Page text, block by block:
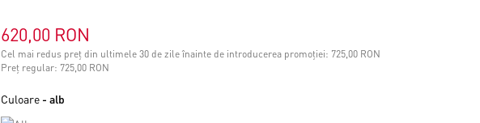
620,00 RON
Cel mai redus preț din ultimele 30 de zile înainte de introducerea promoției: 725,00 RON
Preț regular: 725,00 RON
Culoare - alb